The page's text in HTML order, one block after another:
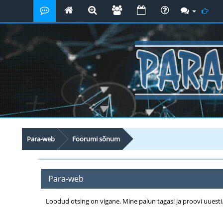
Para-web Foorumi sõnum
Para-web
Loodud otsing on vigane. Mine palun tagasi ja proovi uuesti.